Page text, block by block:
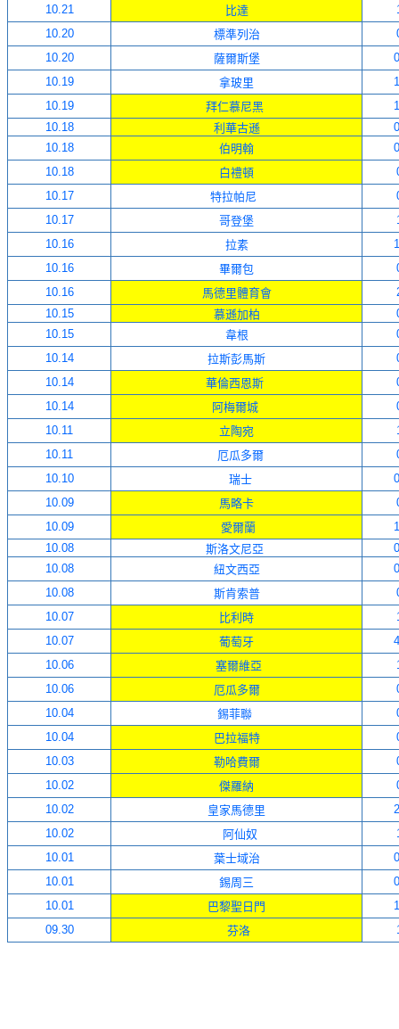
10.21
比達
10.20
標準列治
10.20
薩爾斯堡
10.19
拿玻里
10.19
拜仁慕尼黑
10.18
利華古遜
10.18
伯明翰
10.18
白禮頓
10.17
特拉帕尼
10.17
哥登堡
10.16
拉素
10.16
畢爾包
10.16
馬德里體育會
10.15
慕遜加柏
10.15
韋根
10.14
拉斯彭馬斯
10.14
華倫西恩斯
10.14
阿梅爾城
10.11
立陶宛
10.11
厄瓜多爾
10.10
瑞士
10.09
馬略卡
10.09
愛爾蘭
10.08
斯洛文尼亞
10.08
紐文西亞
10.08
斯肯索普
10.07
比利時
10.07
葡萄牙
10.06
塞爾維亞
10.06
厄瓜多爾
10.04
錫菲聯
10.04
巴拉福特
10.03
勒哈費爾
10.02
傑羅納
10.02
皇家馬德里
10.02
阿仙奴
10.01
葉士域治
10.01
錫周三
10.01
巴黎聖日門
09.30
芬洛